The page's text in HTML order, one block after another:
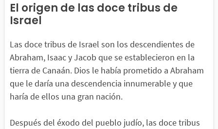
El origen de las doce tribus de
Israel
Las doce tribus de Israel son los descendientes de
Abraham, Isaac y Jacob que se establecieron en la
tierra de Canaán. Dios le había prometido a Abraham
que le daría una descendencia innumerable y que
haría de ellos una gran nación.
Después del éxodo del pueblo judío, las doce tribus